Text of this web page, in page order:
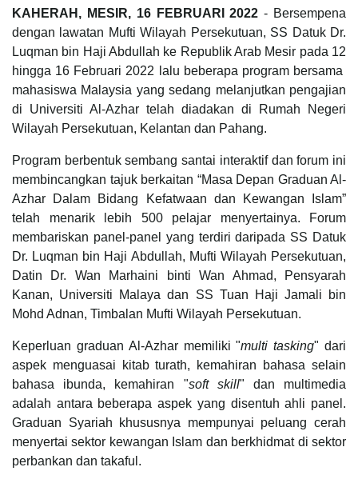
KAHERAH, MESIR, 16 FEBRUARI 2022 - Bersempena
dengan lawatan Mufti Wilayah Persekutuan, SS Datuk Dr.
Luqman bin Haji Abdullah ke Republik Arab Mesir pada 12
hingga 16 Februari 2022 lalu beberapa program bersama
mahasiswa Malaysia yang sedang melanjutkan pengajian
di Universiti Al-Azhar telah diadakan di Rumah Negeri
Wilayah Persekutuan, Kelantan dan Pahang.
Program berbentuk sembang santai interaktif dan forum ini
membincangkan tajuk berkaitan “Masa Depan Graduan Al-
Azhar Dalam Bidang Kefatwaan dan Kewangan Islam”
telah menarik lebih 500 pelajar menyertainya. Forum
membariskan panel-panel yang terdiri daripada SS Datuk
Dr. Luqman bin Haji Abdullah, Mufti Wilayah Persekutuan,
Datin Dr. Wan Marhaini binti Wan Ahmad, Pensyarah
Kanan, Universiti Malaya dan SS Tuan Haji Jamali bin
Mohd Adnan, Timbalan Mufti Wilayah Persekutuan.
Keperluan graduan Al-Azhar memiliki "multi tasking" dari
aspek menguasai kitab turath, kemahiran bahasa selain
bahasa ibunda, kemahiran "soft skill" dan multimedia
adalah antara beberapa aspek yang disentuh ahli panel.
Graduan Syariah khususnya mempunyai peluang cerah
menyertai sektor kewangan Islam dan berkhidmat di sektor
perbankan dan takaful.